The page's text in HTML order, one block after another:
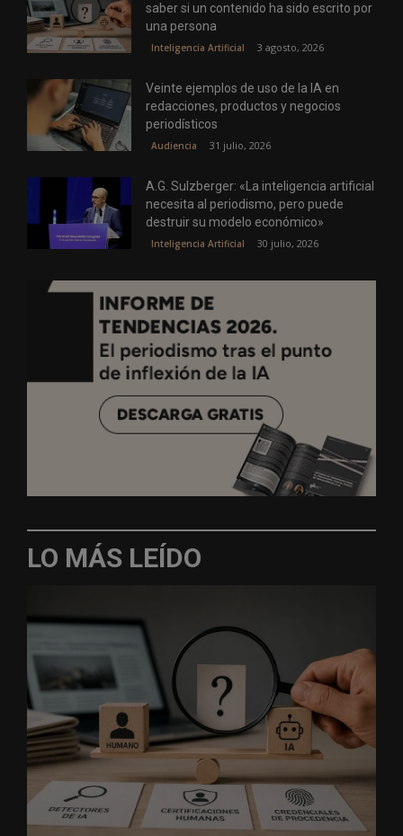
saber si un contenido ha sido escrito por
una persona
Inteligencia Artificial 3 agosto, 2026
Veinte ejemplos de uso de la IA en
redacciones, productos y negocios
periodísticos
Audiencia 31 julio, 2026
A.G. Sulzberger: «La inteligencia artificial
necesita al periodismo, pero puede
destruir su modelo económico»
Inteligencia Artificial 30 julio, 2026
LO MÁS LEÍDO